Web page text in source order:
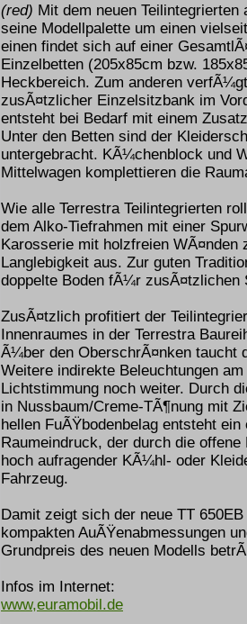
(red) Mit dem neuen
seine Modellpalette um einen
einen findet sich auf einer
Einzelbetten (205x85cm bzw.
Heckbereich. Zum anderen
zusÃ¤tzlicher Einzelsitzbank im
entsteht bei Bedarf mit einem
Unter den Betten sind der
untergebracht. KÃ¼chenblock und
Mittelwagen komplettieren die
Wie alle Terrestra Teilintegrierten
dem Alko-Tiefrahmen mit einer
Karosserie mit holzfreien
Langlebigkeit aus. Zur guten
doppelte Boden fÃ¼r zusÃ¤tzlichen
ZusÃ¤tzlich profitiert der
Innenraumes in der Terrestra
Ã¼ber den OberschrÃ¤nken taucht
Weitere indirekte Beleuchtungen
Lichtstimmung noch weiter. Durch
in Nussbaum/Creme-TÃ¶nung mit
hellen FuÃŸbodenbelag entsteht
Raumeindruck, der durch die
hoch aufragender KÃ¼hl- oder
Fahrzeug.
Damit zeigt sich der neue TT
kompakten AuÃŸenabmessungen
Grundpreis des neuen Modells
Infos im Internet:
www,euramobil.de